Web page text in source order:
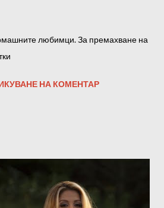
любимци. За премахване на
НА КОМЕНТАР